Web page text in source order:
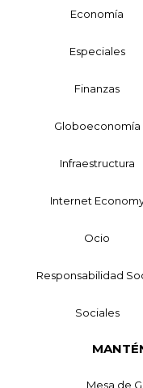
Economía
Especiales
Finanzas
Globoeconomía
Infraestructura
Internet
Ocio
Responsabilidad
Sociales
Mesa de